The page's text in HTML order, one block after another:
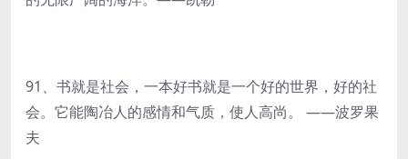
91、书就是社会，一本好书就是一个好的世界，好的社
会。它能陶冶人的感情和气质，使人高尚。 ——波罗果
夫